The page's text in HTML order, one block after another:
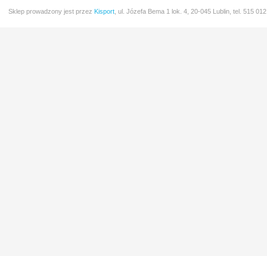
Sklep prowadzony jest przez Kisport , ul. Józefa Bema 1 lok. 4, 20-045 Lublin, tel. 515